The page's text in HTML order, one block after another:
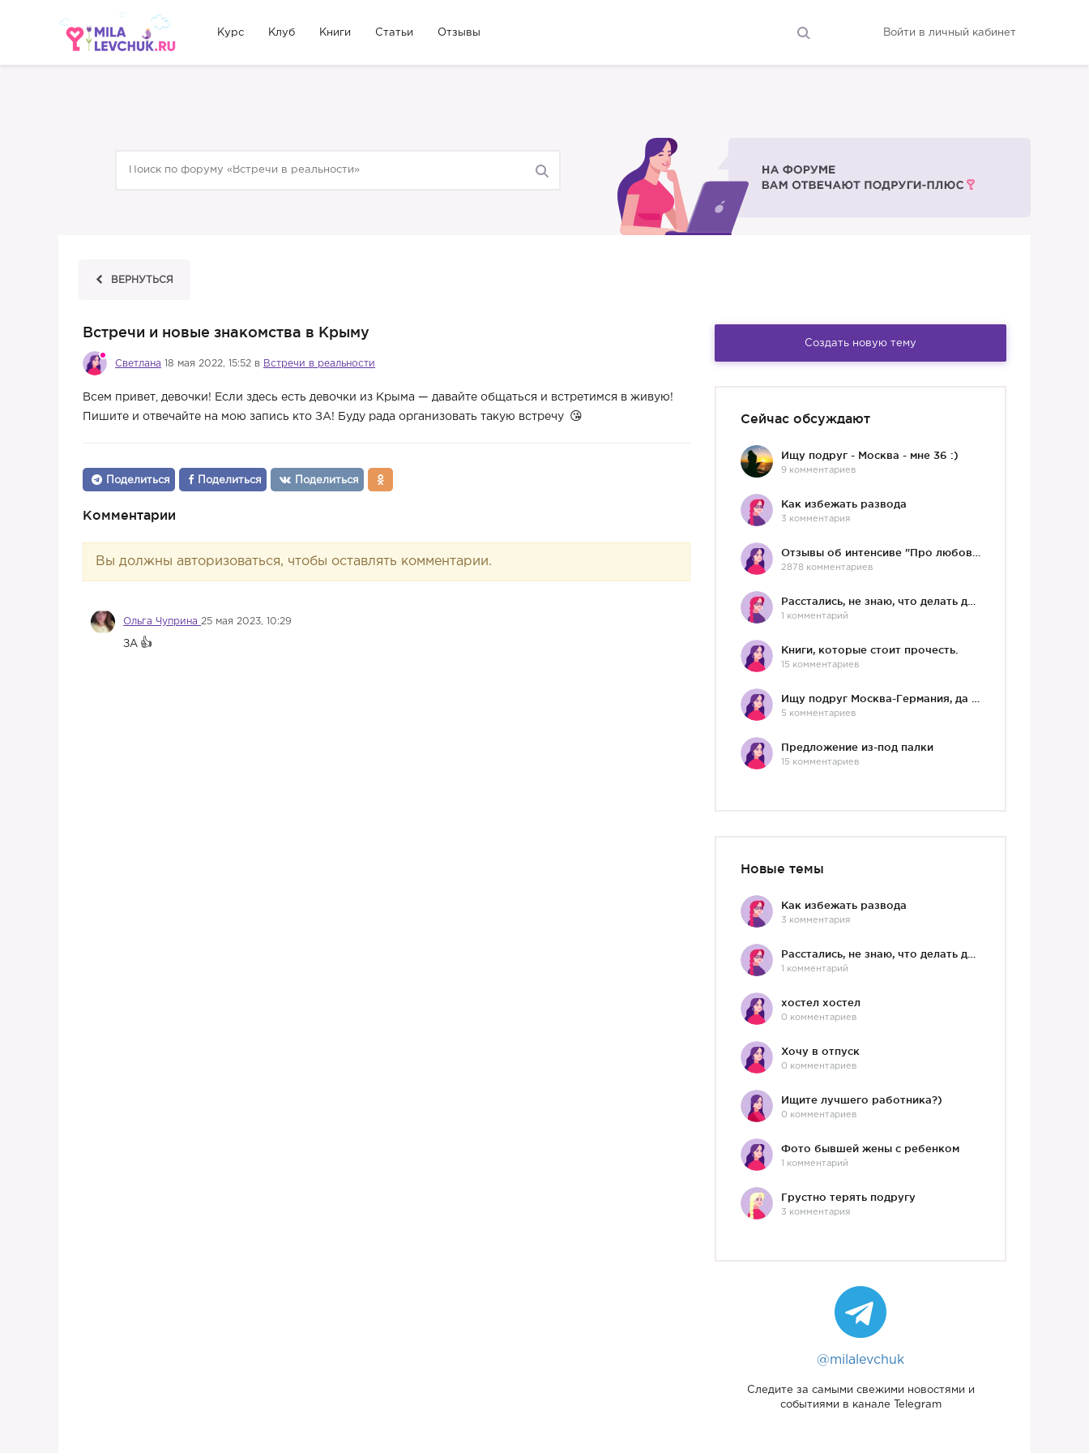
Курс Клуб Книги Статьи Отзывы Войти в личный кабинет
ВЕРНУТЬСЯ
Встречи и новые знакомства в Крыму
Светлана 18 мая 2022, 15:52 в Встречи в реальности
Всем привет, девочки! Если здесь есть девочки из Крыма — давайте общаться и встретимся в живую!
Пишите и отвечайте на мою запись кто ЗА! Буду рада организовать такую встречу
Поделиться Поделиться Поделиться
Комментарии
Вы должны авторизоваться, чтобы оставлять комментарии.
Ольга Чуприна 25 мая 2023, 10:29
ЗА
Создать новую тему
Сейчас обсуждают
Ищу подруг - Москва - мне 36 :)
9 комментариев
Как избежать развода
3 комментария
2878 комментариев
1 комментарий
Книги, которые стоит прочесть.
15 комментариев
5 комментариев
Предложение из-под палки
15 комментариев
Новые темы
Как избежать развода
3 комментария
1 комментарий
хостел хостел
0 комментариев
Хочу в отпуск
0 комментариев
Ищите лучшего работника?)
0 комментариев
Фото бывшей жены с ребенком
1 комментарий
Грустно терять подругу
3 комментария
@milalevchuk
Следите за самыми свежими новостями и
событиями в канале Telegram